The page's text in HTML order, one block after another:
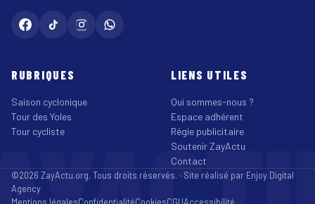
RUBRIQUES
Saison cyclonique
Tour des Yoles
Tour cycliste
LIENS UTILES
Qui sommes-nous ?
Espace adhérent
Régie publicitaire
Soutenir ZayActu
Contact
©2026 ZayActu.org. Tous droits réservés. · Site réalisé par Enjoy Digital
Agency